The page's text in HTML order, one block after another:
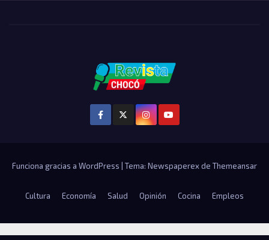
Funciona gracias a WordPress Tema: Newspaperex de Themeansar
Cultura Economía Salud Opinión Cocina Empleos